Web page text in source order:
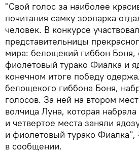
"Свой голос за наиболее
почитания самку зоопарка
человек. В конкурсе
представительницы
мира: белощекий гиббон Боня,
фиолетовый турако Фиалка и
конечном итоге победу
белощекого гиббона Боня,
голосов. За ней на втором
волчица Луна, которая набрала
и четвертое места заняли
и фиолетовый турако Фиалка",
в сообщении.